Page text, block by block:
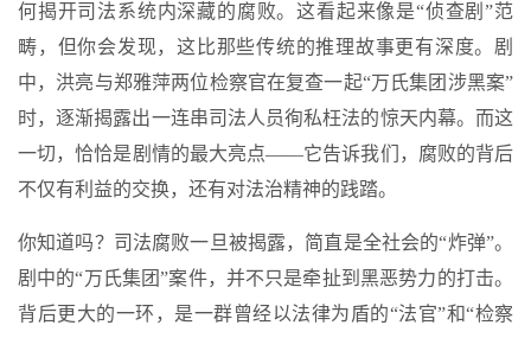
何揭开司法系统内深藏的腐败。这看起来像是“侦查剧”范
畴，但你会发现，这比那些传统的推理故事更有深度。剧
中，洪亮与郑雅萍两位检察官在复查一起“万氏集团涉黑案”
时，逐渐揭露出一连串司法人员徇私枉法的惊天内幕。而这
一切，恰恰是剧情的最大亮点——它告诉我们，腐败的背后
不仅有利益的交换，还有对法治精神的践踏。
你知道吗？司法腐败一旦被揭露，简直是全社会的“炸弹”。
剧中的“万氏集团”案件，并不只是牵扯到黑恶势力的打击。
背后更大的一环，是一群曾经以法律为盾的“法官”和“检察